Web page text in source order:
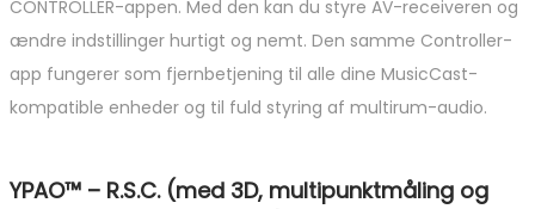
CONTROLLER-appen. Med den kan du styre AV-receiveren og
ændre indstillinger hurtigt og nemt. Den samme Controller-
app fungerer som fjernbetjening til alle dine MusicCast-
kompatible enheder og til fuld styring af multirum-audio.
YPAO™ – R.S.C. (med 3D, multipunktmåling og